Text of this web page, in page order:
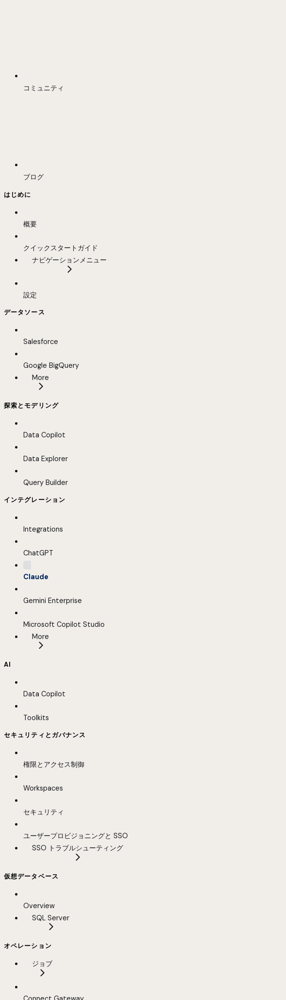
コミュニティ
ブログ
はじめに
概要
クイックスタートガイド
ナビゲーションメニュー
設定
データソース
Salesforce
Google BigQuery
More
探索とモデリング
Data Copilot
Data Explorer
Query Builder
インテグレーション
Integrations
ChatGPT
Claude
Gemini Enterprise
Microsoft Copilot Studio
More
AI
Data Copilot
Toolkits
セキュリティとガバナンス
権限とアクセス制御
Workspaces
セキュリティ
ユーザープロビジョニングと SSO
SSO トラブルシューティング
仮想データベース
Overview
SQL Server
オペレーション
ジョブ